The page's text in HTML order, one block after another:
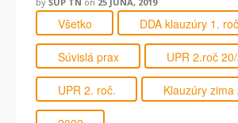
Všetko DDA klauzúry 1.
Súvislá prax UPR 2.roč
UPR 2. roč. Klauzúry zima